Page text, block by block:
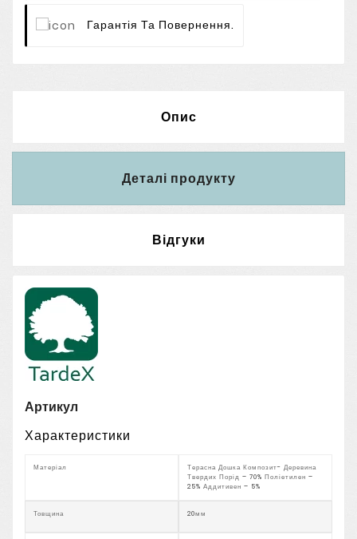
Гарантія Та Повернення.
Опис
Деталі продукту
Відгуки
Артикул
Характеристики
Матеріал
Терасна Дошка Композит- Деревина
Твердих Порід – 70% Поліетилен –
25% Аддитивен – 5%
Товщина 20мм